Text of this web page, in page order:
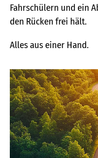
Fahrschülern und ein
den Rücken frei hält.
Alles aus einer Hand.